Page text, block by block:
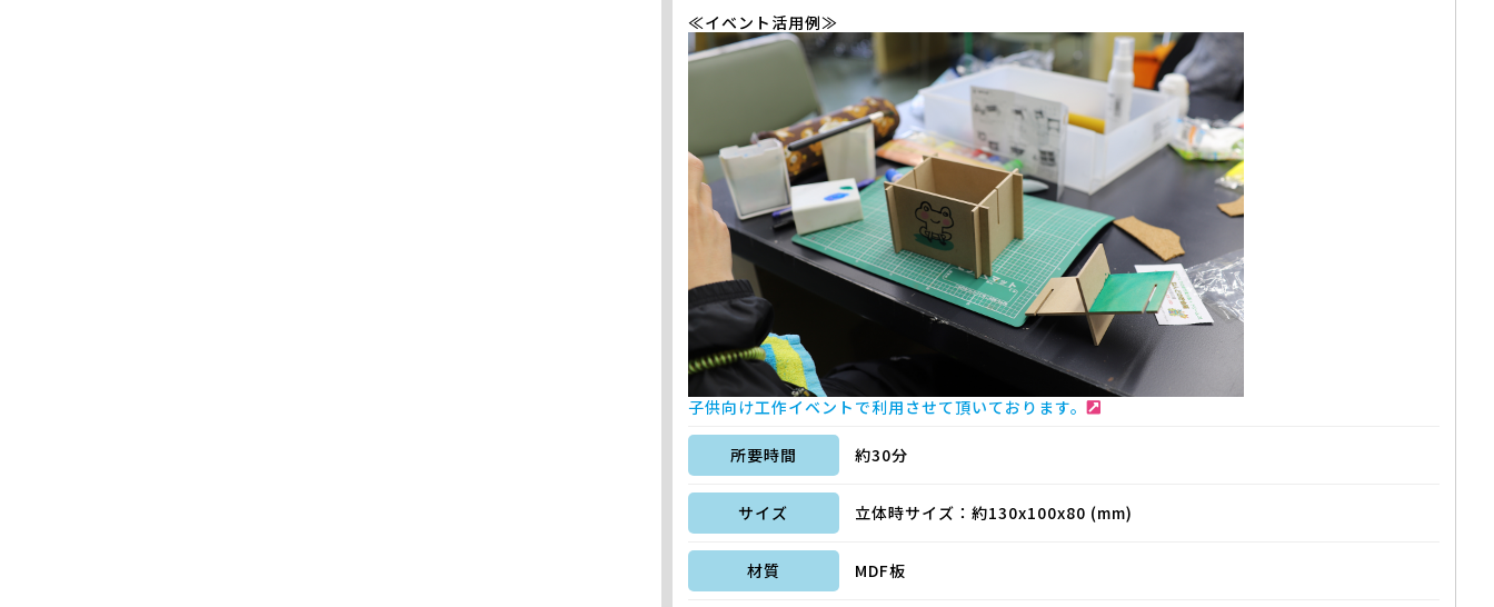
≪イベント活用例≫
子供向け工作イベントで利用させて頂いております。
所要時間 約30分
サイズ 立体時サイズ：約130x100x80 (mm)
材質 MDF板